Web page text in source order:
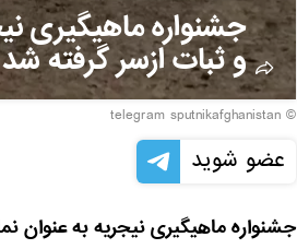
جشنواره ماهیگیری
و ثبات ازسر گرفته شد
© telegram sputnikafghanistan
عضو شوید
جشنواره ماهیگیری نیجریه به عنوان